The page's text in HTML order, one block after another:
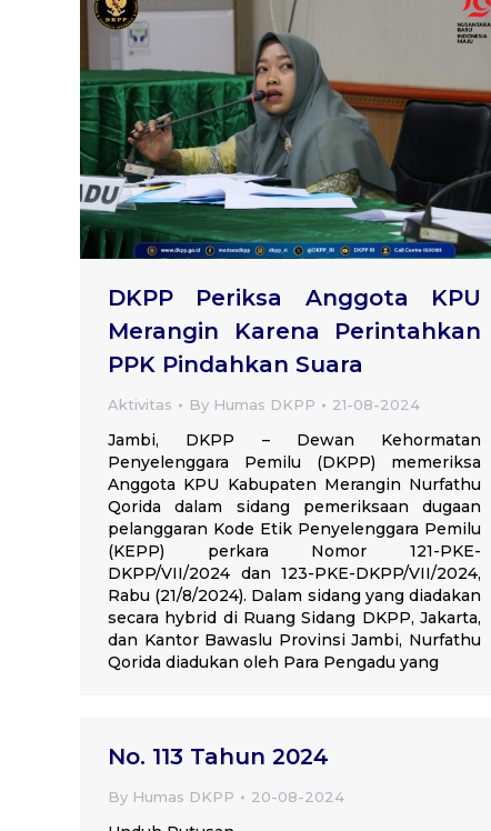
DKPP Periksa Anggota KPU
Merangin Karena Perintahkan
PPK Pindahkan Suara
Aktivitas By Humas DKPP 21-08-2024
Jambi, DKPP – Dewan Kehormatan
Penyelenggara Pemilu (DKPP) memeriksa
Anggota KPU Kabupaten Merangin Nurfathu
Qorida dalam sidang pemeriksaan dugaan
pelanggaran Kode Etik Penyelenggara Pemilu
(KEPP) perkara Nomor 121-PKE-
DKPP/VII/2024 dan 123-PKE-DKPP/VII/2024,
Rabu (21/8/2024). Dalam sidang yang diadakan
secara hybrid di Ruang Sidang DKPP, Jakarta,
dan Kantor Bawaslu Provinsi Jambi, Nurfathu
Qorida diadukan oleh Para Pengadu yang
No. 113 Tahun 2024
By Humas DKPP 20-08-2024